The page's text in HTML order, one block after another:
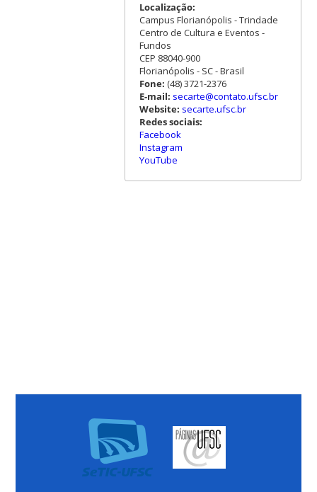
Localização:
Campus Florianópolis - Trindade
Centro de Cultura e Eventos -
Fundos
CEP 88040-900
Florianópolis - SC - Brasil
Fone: (48) 3721-2376
E-mail: secarte@contato.ufsc.br
Website: secarte.ufsc.br
Redes sociais:
Facebook
Instagram
YouTube